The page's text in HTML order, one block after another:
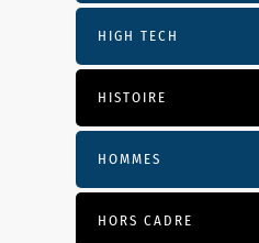
HIGH TECH
HISTOIRE
HOMMES
HORS CADRE